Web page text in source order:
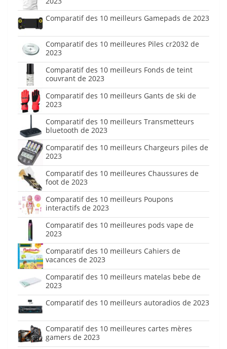
Comparatif des 10 meilleurs Gamepads de 2023
Comparatif des 10 meilleures Piles cr2032 de
2023
Comparatif des 10 meilleurs Fonds de teint
couvrant de 2023
Comparatif des 10 meilleurs Gants de ski de
2023
Comparatif des 10 meilleurs Transmetteurs
bluetooth de 2023
Comparatif des 10 meilleurs Chargeurs piles de
2023
Comparatif des 10 meilleures Chaussures de
foot de 2023
Comparatif des 10 meilleurs Poupons
interactifs de 2023
Comparatif des 10 meilleures pods vape de
2023
Comparatif des 10 meilleurs Cahiers de
vacances de 2023
Comparatif des 10 meilleurs matelas bebe de
2023
Comparatif des 10 meilleurs autoradios de 2023
Comparatif des 10 meilleures cartes mères
gamers de 2023